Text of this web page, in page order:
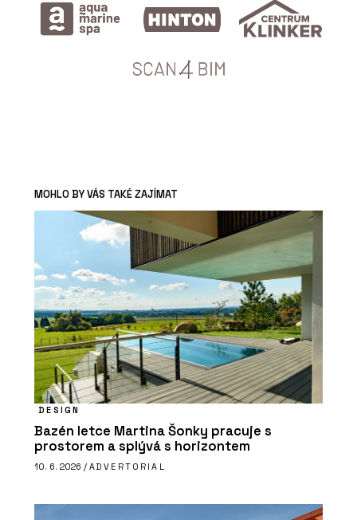
MOHLO BY VÁS TAKÉ ZAJÍMAT
DESIGN
Bazén letce Martina Šonky pracuje s
prostorem a splývá s horizontem
10. 6. 2026 / ADVERTORIAL